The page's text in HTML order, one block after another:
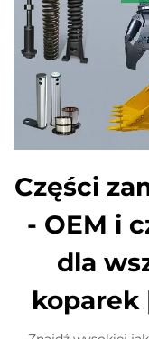
Części
- OEM i
dla
koparek